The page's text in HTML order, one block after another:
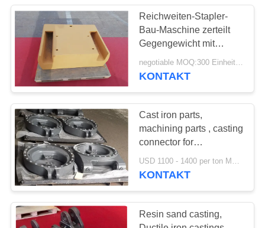
NACHRICHTEN
FORDERN
SIE
EIN
ZITAT
SITEMAP
PRIVACY
POLICY
Reichweiten-Stapler-
Bau-Maschine zerteilt
Gegengewicht mit
Soem-Service
KONTAKT
Cast iron parts,
machining parts , casting
connector for
construction machinery
USD 1100 - 1400 per ton MOQ:10 Einheiten
KONTAKT
Resin sand casting,